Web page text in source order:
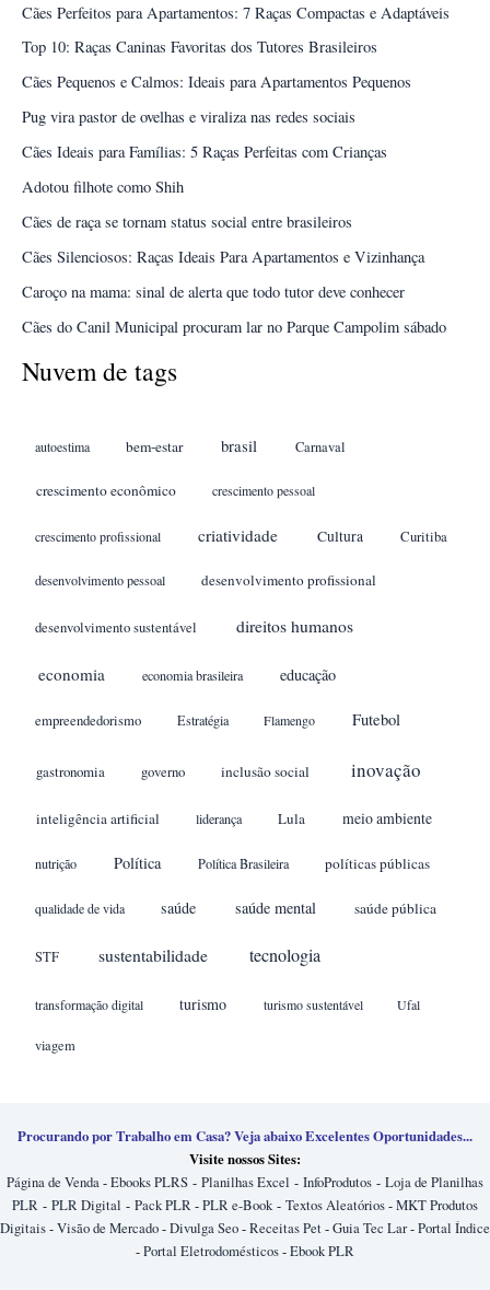
Cães Perfeitos para Apartamentos: 7 Raças Compactas e Adaptáveis
Top 10: Raças Caninas Favoritas dos Tutores Brasileiros
Cães Pequenos e Calmos: Ideais para Apartamentos Pequenos
Pug vira pastor de ovelhas e viraliza nas redes sociais
Cães Ideais para Famílias: 5 Raças Perfeitas com Crianças
Adotou filhote como Shih
Cães de raça se tornam status social entre brasileiros
Cães Silenciosos: Raças Ideais Para Apartamentos e Vizinhança
Caroço na mama: sinal de alerta que todo tutor deve conhecer
Cães do Canil Municipal procuram lar no Parque Campolim sábado
Nuvem de tags
autoestima bem-estar brasil Carnaval
crescimento econômico crescimento pessoal
crescimento profissional criatividade Cultura Curitiba
desenvolvimento pessoal desenvolvimento profissional
desenvolvimento sustentável direitos humanos
economia economia brasileira educação
empreendedorismo Estratégia Flamengo Futebol
gastronomia governo inclusão social inovação
inteligência artificial liderança Lula meio ambiente
nutrição Política Política Brasileira políticas públicas
qualidade de vida saúde saúde mental saúde pública
STF sustentabilidade tecnologia
transformação digital turismo turismo sustentável Ufal
viagem
Procurando por Trabalho em Casa? Veja abaixo Excelentes Oportunidades...
Visite nossos Sites:
Página de Venda-Ebooks PLRS - Planilhas Excel - InfoProdutos - Loja de Planilhas
PLR - PLR Digital - Pack PLR-PLR e-Book- Textos Aleatórios-MKT Produtos
Digitais-Visão de Mercado-Divulga Seo-Receitas Pet-Guia Tec Lar-Portal Índice
-Portal Eletrodomésticos-Ebook PLR